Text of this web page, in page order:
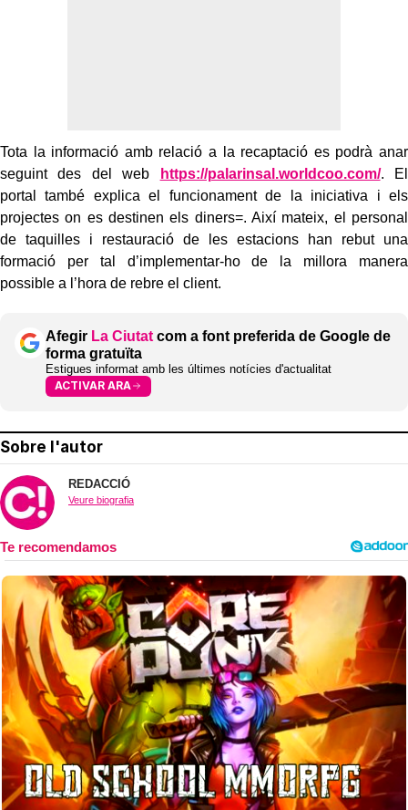
Tota la informació amb relació a la recaptació es podrà anar
seguint des del web
https://palarinsal.worldcoo.com/. El
portal també explica el funcionament de la iniciativa i els
projectes on es destinen els diners=. Així mateix, el personal
de taquilles i restauració de les estacions han rebut una
formació per tal d’implementar-ho de la millora manera
possible a l’hora de rebre el client.
Afegir La Ciutat com a font preferida de Google de
forma gratuïta
Estigues informat amb les últimes notícies d'actualitat
ACTIVAR ARA
Sobre l'autor
REDACCIÓ
Veure biografia